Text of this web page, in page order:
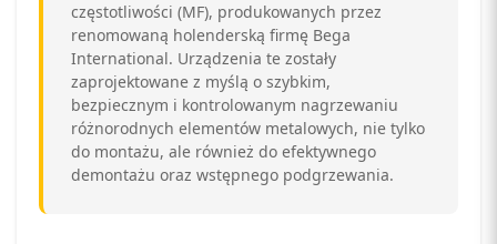
częstotliwości (MF), produkowanych przez
renomowaną holenderską firmę Bega
International. Urządzenia te zostały
zaprojektowane z myślą o szybkim,
bezpiecznym i kontrolowanym nagrzewaniu
różnorodnych elementów metalowych, nie tylko
do montażu, ale również do efektywnego
demontażu oraz wstępnego podgrzewania.